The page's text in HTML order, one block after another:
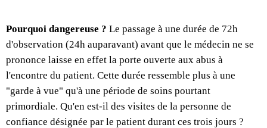
Pourquoi dangereuse ? Le passage à une durée de 72h
d'observation (24h auparavant) avant que le médecin ne se
prononce laisse en effet la porte ouverte aux abus à
l'encontre du patient. Cette durée ressemble plus à une
"garde à vue" qu'à une période de soins pourtant
primordiale. Qu'en est-il des visites de la personne de
confiance désignée par le patient durant ces trois jours ?